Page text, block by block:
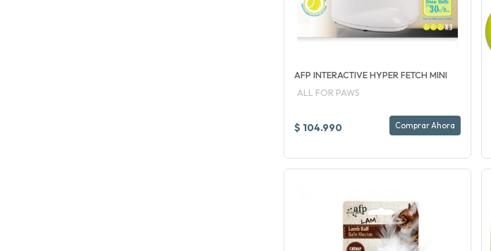
AFP INTERACTIVE HYPER FETCH MINI
ALL FOR PAWS
$ 104.990 Comprar Ahora